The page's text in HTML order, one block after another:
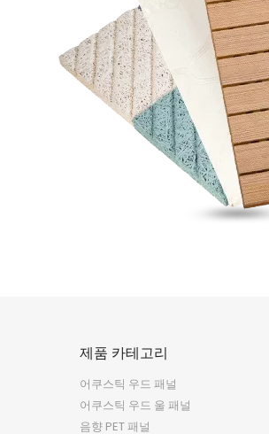
제품 카테고리
어쿠스틱 우드 패널
어쿠스틱 우드 울 패널
음향 PET 패널